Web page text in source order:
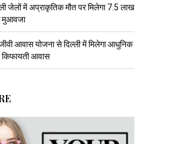
जेलों में अप्राकृतिक मौत पर मिलेगा 7.5 लाख
आवास योजना से दिल्ली में मिलेगा आधुनिक
आवास